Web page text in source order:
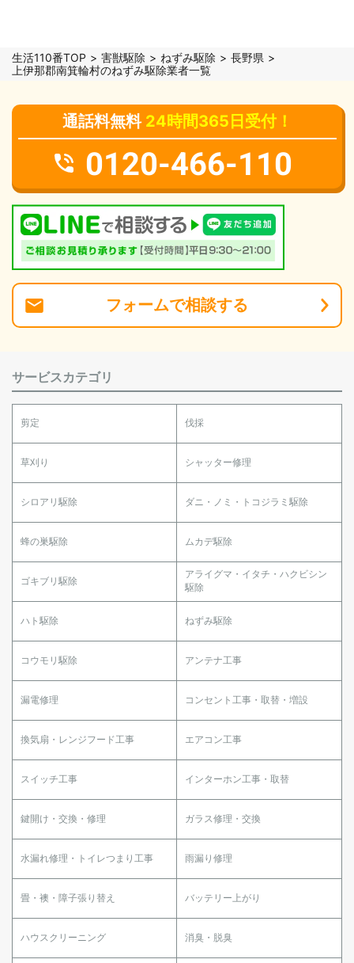
生活110番TOP 害獣駆除 ねずみ駆除
長野県
上伊那郡南箕輪村のねずみ駆除業者一覧
通話料無料 24時間365日受付！
0120-466-110
フォームで相談する
サービスカテゴリ
剪定 伐採
草刈り シャッター修理
シロアリ駆除 ダニ・ノミ・トコジラミ駆除
蜂の巣駆除 ムカデ駆除
ゴキブリ駆除
アライグマ・イタチ・ハクビシン
駆除
ハト駆除 ねずみ駆除
コウモリ駆除 アンテナ工事
漏電修理 コンセント工事・取替・増設
換気扇・レンジフード工事 エアコン工事
スイッチ工事 インターホン工事・取替
鍵開け・交換・修理 ガラス修理・交換
水漏れ修理・トイレつまり工事 雨漏り修理
畳・襖・障子張り替え バッテリー上がり
ハウスクリーニング 消臭・脱臭